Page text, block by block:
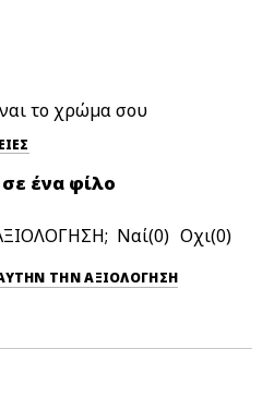
το χρώμα σου
ένα φίλο
0 0
ΑΡΝΗΤΙΚΆ ΑΥΤΉΝ ΤΗΝ ΑΞΙΟΛΟΓΗΣΗ